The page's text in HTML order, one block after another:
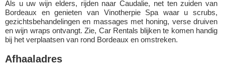
Als u uw wijn elders, rijden naar Caudalie, net ten zuiden van
Bordeaux en genieten van Vinotherpie Spa waar u scrubs,
gezichtsbehandelingen en massages met honing, verse druiven
en wijn wraps ontvangt. Zie, Car Rentals blijken te komen handig
bij het verplaatsen van rond Bordeaux en omstreken.
Afhaaladres